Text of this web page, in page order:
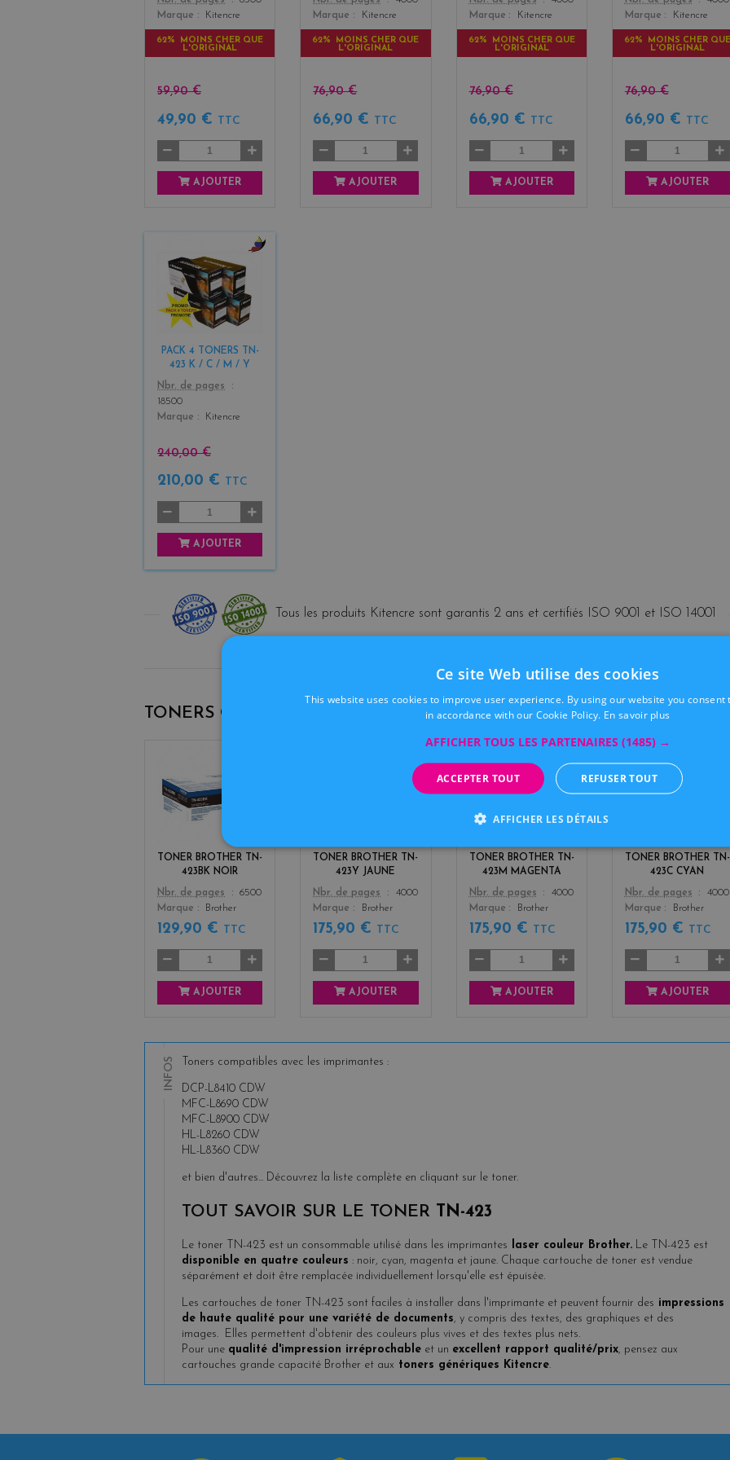
Marque
Kitencre
62% MOINS CHER QUE
L'ORIGINAL
59,90 €
49,90 € TTC
AJOUTER
Marque
Kitencre
62% MOINS CHER QUE
L'ORIGINAL
76,90 €
66,90 € TTC
AJOUTER
Marque
Kitencre
62% MOINS CHER QUE
L'ORIGINAL
76,90 €
66,90 € TTC
AJOUTER
Marque
Kitencre
62% MOINS CHER QUE
L'ORIGINAL
76,90 €
66,90 € TTC
AJOUTER
PACK 4 TONERS TN-
423 K / C / M / Y
Color
a
c
3
Nbr. de pages
18500
Marque
Kitencre
240,00 €
210,00 € TTC
AJOUTER
Tous les produits Kitencre sont garantis 2 ans et certifiés ISO 9001 et ISO 14001
partout en Belgique sous 24/48h
TONERS ORIGINAUX -
TONER BROTHER TN-
423BK NOIR
Color
Nbr. de pages
6500
Marque
Brother
129,90 € TTC
AJOUTER
TONER BROTHER TN-
423Y JAUNE
Color
w
Nbr. de pages
4000
Marque
Brother
175,90 € TTC
AJOUTER
TONER BROTHER TN-
423M MAGENTA
Color
m
e
t
a
Nbr. de pages
4000
Marque
Brother
175,90 € TTC
AJOUTER
TONER BROTHER TN-
423C CYAN
Color
Nbr. de pages
4000
Marque
Brother
175,90 € TTC
AJOUTER
INFOS Toners compatibles avec les imprimantes :
DCP-L8410 CDW
MFC-L8690 CDW
MFC-L8900 CDW
HL-L8260 CDW
HL-L8360 CDW
et bien d'autres... Découvrez la liste complète en cliquant sur le toner.
TOUT SAVOIR SUR LE TONER TN-423
Le toner TN-423 est un consommable utilisé dans les imprimantes laser couleur Brother. Le TN-423 est
disponible en quatre couleurs : noir, cyan, magenta et jaune. Chaque cartouche de toner est vendue
séparément et doit être remplacée individuellement lorsqu'elle est épuisée.
Les cartouches de toner TN-423 sont faciles à installer dans l'imprimante et peuvent fournir des impressions
de haute qualité pour une variété de documents, y compris des textes, des graphiques et des
images.
Elles permettent d'obtenir des couleurs plus vives et des textes plus nets.
Pour une qualité d'impression irréprochable et un excellent rapport qualité/prix, pensez aux
cartouches grande capacité Brother et aux toners génériques Kitencre.
Ce site Web utilise des cookies
This website uses cookies to improve user experience. By using our website you consent
in accordance with our Cookie Policy. En savoir plus
AFFICHER TOUS LES PARTENAIRES (1485) →
ACCEPTER TOUT REFUSER TOUT
AFFICHER LES DÉTAILS